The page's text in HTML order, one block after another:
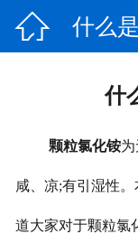
 什么
什
颗粒氯化铵为
咸、凉;有引湿性
道大家对于颗粒氯